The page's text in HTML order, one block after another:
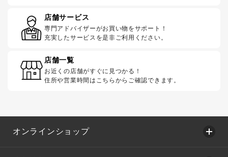
店舗サービス
専門アドバイザーがお買い物をサポート！
充実したサービスを是非ご利用ください。
店舗一覧
お近くの店舗がすぐに見つかる！
住所や営業時間はこちらからご確認できます。
オンラインショップ